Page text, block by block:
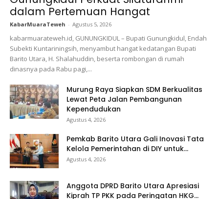
dalam Pertemuan Hangat
KabarMuaraTeweh - Agustus 5, 2026
kabarmuarateweh.id, GUNUNGKIDUL – Bupati Gunungkidul, Endah
Subekti Kuntariningsih, menyambut hangat kedatangan Bupati
Barito Utara, H. Shalahuddin, beserta rombongan di rumah
dinasnya pada Rabu pagi,...
Murung Raya Siapkan SDM Berkualitas
Lewat Peta Jalan Pembangunan
Kependudukan
Agustus 4, 2026
Pemkab Barito Utara Gali Inovasi Tata
Kelola Pemerintahan di DIY untuk...
Agustus 4, 2026
Anggota DPRD Barito Utara Apresiasi
Kiprah TP PKK pada Peringatan HKG...